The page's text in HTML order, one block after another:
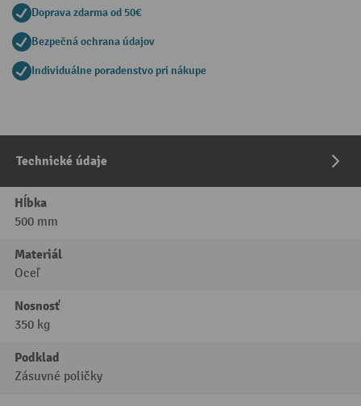
Doprava zdarma od 50€
Bezpečná ochrana údajov
Individuálne poradenstvo pri nákupe
Technické údaje
Hĺbka
500 mm
Materiál
Oceľ
Nosnosť
350 kg
Podklad
Zásuvné poličky